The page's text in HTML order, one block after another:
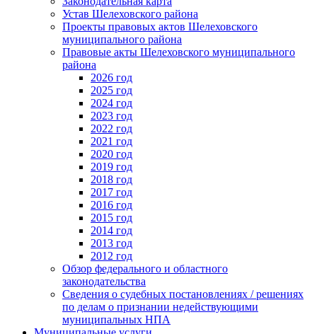
Устав Шелеховского района
Проекты правовых актов Шелеховского
муниципального района
Правовые акты Шелеховского муниципального
района
2026 год
2025 год
2024 год
2023 год
2022 год
2021 год
2020 год
2019 год
2018 год
2017 год
2016 год
2015 год
2014 год
2013 год
2012 год
Обзор федерального и областного
законодательства
Сведения о судебных постановлениях / решениях
по делам о признании недействующими
муниципальных НПА